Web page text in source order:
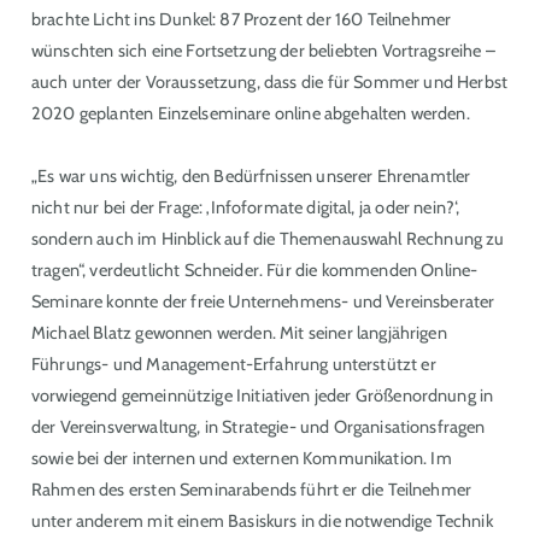
brachte Licht ins Dunkel: 87 Prozent der 160 Teilnehmer
wünschten sich eine Fortsetzung der beliebten Vortragsreihe –
auch unter der Voraussetzung, dass die für Sommer und Herbst
2020 geplanten Einzelseminare online abgehalten werden.
„Es war uns wichtig, den Bedürfnissen unserer Ehrenamtler
nicht nur bei der Frage: ‚Infoformate digital, ja oder nein?‘,
sondern auch im Hinblick auf die Themenauswahl Rechnung zu
tragen“, verdeutlicht Schneider. Für die kommenden Online-
Seminare konnte der freie Unternehmens- und Vereinsberater
Michael Blatz gewonnen werden. Mit seiner langjährigen
Führungs- und Management-Erfahrung unterstützt er
vorwiegend gemeinnützige Initiativen jeder Größenordnung in
der Vereinsverwaltung, in Strategie- und Organisationsfragen
sowie bei der internen und externen Kommunikation. Im
Rahmen des ersten Seminarabends führt er die Teilnehmer
unter anderem mit einem Basiskurs in die notwendige Technik